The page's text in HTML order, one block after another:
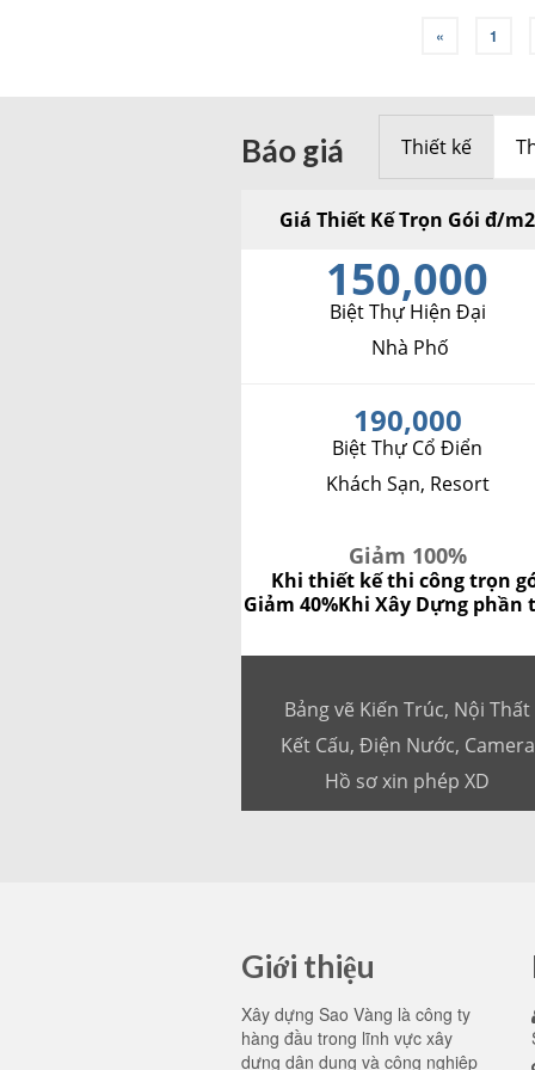
bài
viết
« 1
Báo giá Thiết kế
Giá Thiết Kế Trọn Gói đ/m2
150,000
Biệt Thự Hiện Đại
Nhà Phố
190,000
Biệt Thự Cổ Điển
Khách Sạn, Resort
Giảm 100%
Khi thiết kế thi công trọn
Giảm 40%Khi Xây Dựng phần
Bảng vẽ Kiến Trúc, Nội Thất
Kết Cấu, Điện Nước, Camera
Hồ sơ xin phép XD
Giới thiệu
Xây dựng Sao Vàng là công ty
hàng đầu trong lĩnh vực xây
dựng dân dụng và công nghiệp